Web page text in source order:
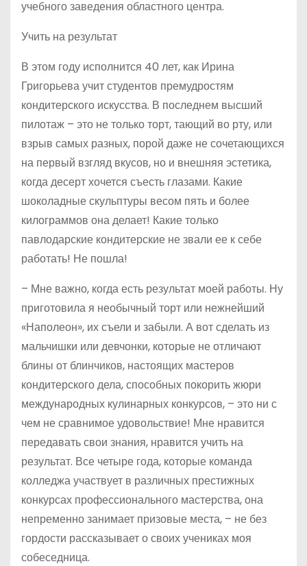
учебного заведения областного центра.
Учить на результат
В этом году исполнится 40 лет, как Ирина
Григорьева учит студентов премудростям
кондитерского искусства. В последнем высший
пилотаж – это не только торт, тающий во рту, или
взрыв самых разных, порой даже не сочетающихся
на первый взгляд вкусов, но и внешняя эстетика,
когда десерт хочется съесть глазами. Какие
шоколадные скульптуры весом пять и более
килограммов она делает! Какие только
павлодарские кондитерские не звали ее к себе
работать! Не пошла!
– Мне важно, когда есть результат моей работы. Ну
приготовила я необычный торт или нежнейший
«Наполеон», их съели и забыли. А вот сделать из
мальчишки или девчонки, которые не отличают
блины от блинчиков, настоящих мастеров
кондитерского дела, способных покорить жюри
международных кулинарных конкурсов, – это ни с
чем не сравнимое удовольствие! Мне нравится
передавать свои знания, нравится учить на
результат. Все четыре года, которые команда
колледжа участвует в различных престижных
конкурсах профессионального мастерства, она
непременно занимает призовые места, – не без
гордости рассказывает о своих учениках моя
собеседница.